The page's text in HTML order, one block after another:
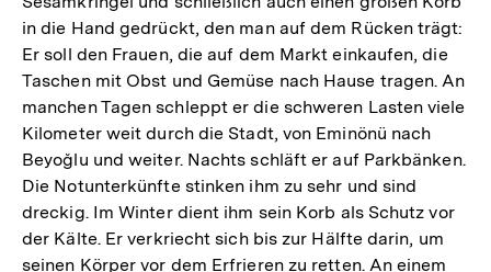
in die Hand gedrückt, den man auf dem Rücken trägt:
Er soll den Frauen, die auf dem Markt einkaufen, die
Taschen mit Obst und Gemüse nach Hause tragen. An
manchen Tagen schleppt er die schweren Lasten viele
Kilometer weit durch die Stadt, von Eminönü nach
Beyoğlu und weiter. Nachts schläft er auf Parkbänken.
Die Notunterkünfte stinken ihm zu sehr und sind
dreckig. Im Winter dient ihm sein Korb als Schutz vor
der Kälte. Er verkriecht sich bis zur Hälfte darin, um
seinen Körper vor dem Erfrieren zu retten. An einem